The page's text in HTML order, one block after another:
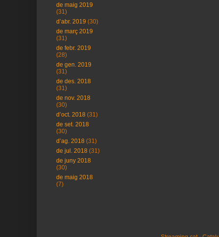
de maig 2019
(31)
d’abr. 2019 (30)
de març 2019
(31)
de febr. 2019
(28)
de gen. 2019
(31)
de des. 2018
(31)
de nov. 2018
(30)
d’oct. 2018 (31)
de set. 2018
(30)
d’ag. 2018 (31)
de jul. 2018 (31)
de juny 2018
(30)
de maig 2018
(7)